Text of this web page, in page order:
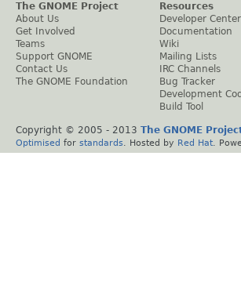
The GNOME Project
About Us
Get Involved
Teams
Support GNOME
Contact Us
The GNOME Foundation
Resources
Developer Center
Documentation
Wiki
Mailing Lists
IRC Channels
Bug Tracker
Development
Build Tool
Copyright © 2005 - 2013 The GNOME
Optimised for standards . Hosted by Red Hat .